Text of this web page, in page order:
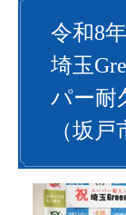
令和8
埼玉
パー耐
（坂戸